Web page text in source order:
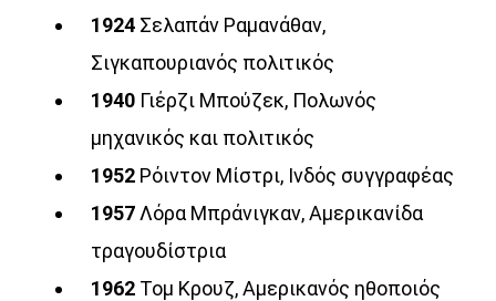
1924 Σελαπάν Ραμανάθαν,
Σιγκαπουριανός πολιτικός
1940 Γιέρζι Μπούζεκ, Πολωνός
μηχανικός και πολιτικός
1952 Ρόιντον Μίστρι, Ινδός συγγραφέας
1957 Λόρα Μπράνιγκαν, Αμερικανίδα
τραγουδίστρια
1962 Τομ Κρουζ, Αμερικανός ηθοποιός